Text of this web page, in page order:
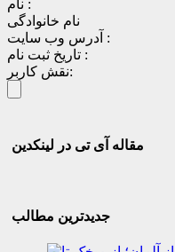
نام :
نام خانوادگی
آدرس وب سایت :
تاریخ ثبت نام :
نقش کاربر:
مقاله آی تی در لینکدین
جدیدترین مطالب